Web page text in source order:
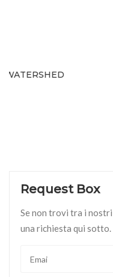
PANNELLO
Request Box
Se non trovi tra i
una richiesta qui